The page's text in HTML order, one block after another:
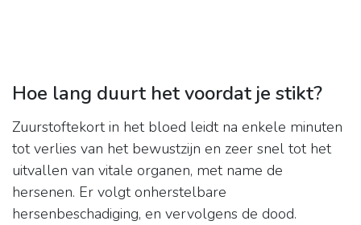
Hoe lang duurt het voordat je stikt?
Zuurstoftekort in het bloed leidt na enkele minuten
tot verlies van het bewustzijn en zeer snel tot het
uitvallen van vitale organen, met name de
hersenen. Er volgt onherstelbare
hersenbeschadiging, en vervolgens de dood.